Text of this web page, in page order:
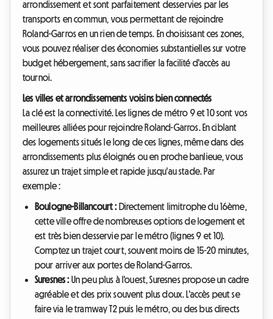
arrondissement et sont parfaitement desservies par les
transports en commun, vous permettant de rejoindre
Roland-Garros en un rien de temps. En choisissant ces zones,
vous pouvez réaliser des économies substantielles sur votre
budget hébergement, sans sacrifier la facilité d'accès au
tournoi.
Les villes et arrondissements voisins bien connectés
La clé est la connectivité. Les lignes de métro 9 et 10 sont vos
meilleures alliées pour rejoindre Roland-Garros. En ciblant
des logements situés le long de ces lignes, même dans des
arrondissements plus éloignés ou en proche banlieue, vous
assurez un trajet simple et rapide jusqu'au stade. Par
exemple :
Boulogne-Billancourt :Directement limitrophe du 16ème,
cette ville offre de nombreuses options de logement et
est très bien desservie par le métro (lignes 9 et 10).
Comptez un trajet court, souvent moins de 15-20 minutes,
pour arriver aux portes de Roland-Garros.
Suresnes :Un peu plus à l'ouest, Suresnes propose un cadre
agréable et des prix souvent plus doux. L'accès peut se
faire via le tramway T2 puis le métro, ou des bus directs